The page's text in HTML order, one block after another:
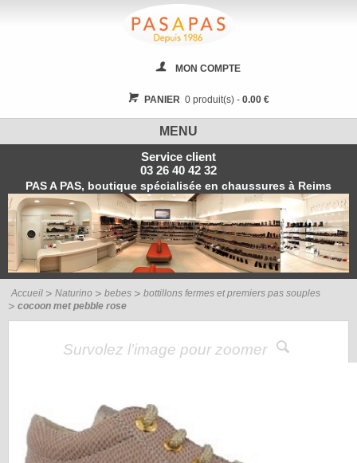
MON COMPTE
PANIER0 produit(s) - 0.00 €
MENU
Service client
03 26 40 42 32
PAS A PAS, boutique spécialisée en chaussures à Reims
Accueil Naturino bebes
bottillons fermes et premiers pas souples
cocoon met pebble rose
Survolez l’image pour zoomer